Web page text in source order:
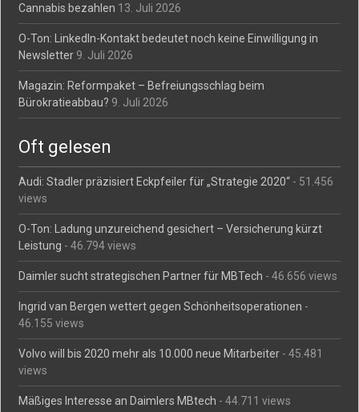
Cannabis bezahlen 13. Juli 2026
O-Ton: LinkedIn-Kontakt bedeutet noch keine Einwilligung in
Newsletter 9. Juli 2026
Magazin: Reformpaket – Befreiungsschlag beim
Bürokratieabbau? 9. Juli 2026
Oft gelesen
Audi: Stadler präzisiert Eckpfeiler für „Strategie 2020“ - 51.456
views
O-Ton: Ladung unzureichend gesichert – Versicherung kürzt
Leistung - 46.794 views
Daimler sucht strategischen Partner für MBTech - 46.656 views
Ingrid van Bergen wettert gegen Schönheitsoperationen -
46.155 views
Volvo will bis 2020 mehr als 10.000 neue Mitarbeiter - 45.481
views
Mäßiges Interesse an Daimlers MBtech - 44.711 views